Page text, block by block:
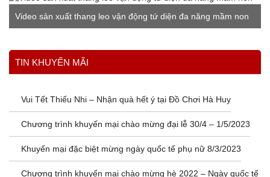
Video sản xuất thang leo vận động tứ diện đa năng mầm non
Xem thêm
TIN KHUYẾN MÃI
Vui Tết Thiếu Nhi – Nhận quà hết ý tại Đồ Chơi Hà Huy
Chương trình khuyến mại chào mừng đại lễ 30/4 – 1/5/2023
Khuyến mại đặc biệt mừng ngày quốc tế phụ nữ 8/3/2023
Chương trình khuyến mại chào mừng hè 2022 – Ngày quốc tế